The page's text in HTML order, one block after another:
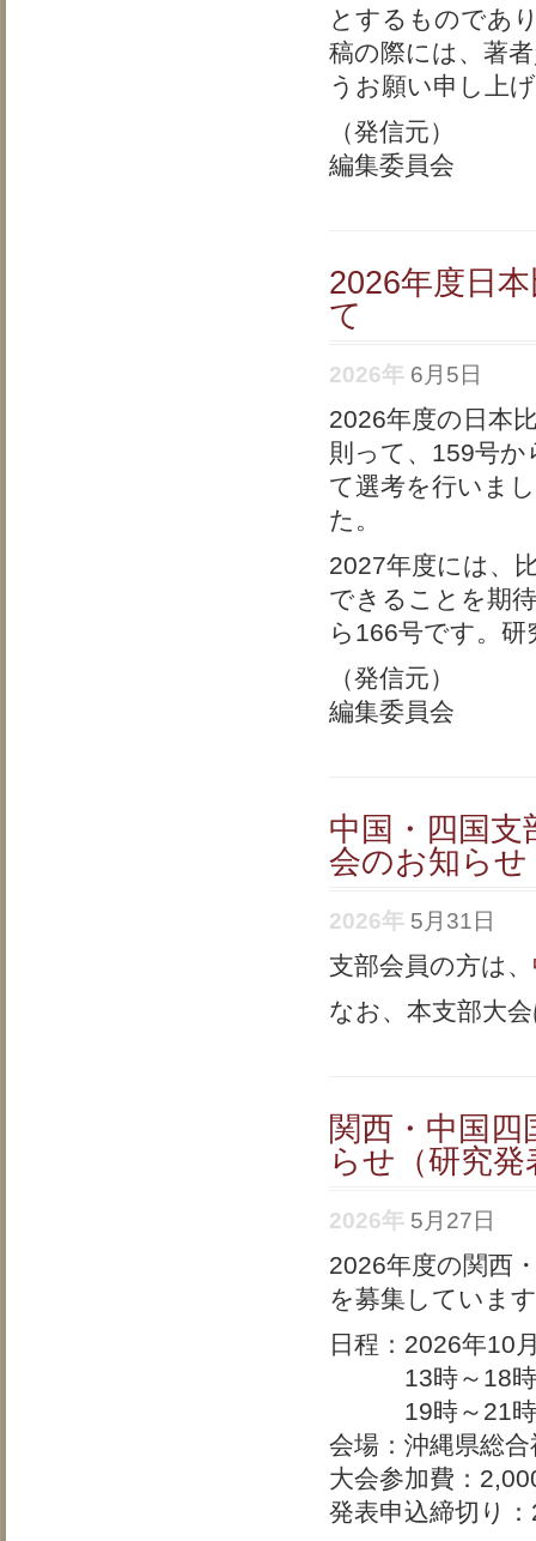
とするものであ
稿の際には、著
うお願い申し上
（発信元）
編集委員会
2026年度日
て
2026年 6月5日
2026年度の日本
則って、159号か
て選考を行いま
た。
2027年度には、
できることを期
ら166号です。
（発信元）
編集委員会
中国・四国支
会のお知らせ
2026年 5月31日
支部会員の方は、
なお、本支部大
関西・中国
らせ（研究発
2026年 5月27日
2026年度の関西
を募集していま
日程：2026年10
13時～18時
19時～21時
会場：沖縄県総
大会参加費：
発表申込締切り